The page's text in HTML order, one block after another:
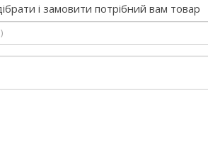
і замовити потрібний вам товар